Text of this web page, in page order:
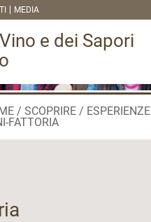
MEDIA
e dei Sapori
SCOPRIRE
ESPERIENZE
FATTORIA